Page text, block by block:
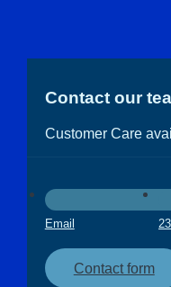
Contact our
Customer Care
Email
Contact form